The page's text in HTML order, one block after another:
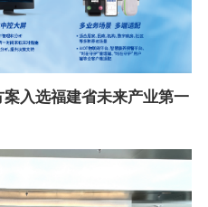
入选福建省未来产业第一